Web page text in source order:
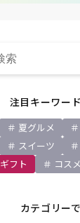
注目キーワー
夏グルメ
スイーツ
ギフト コスメ
カテゴリー